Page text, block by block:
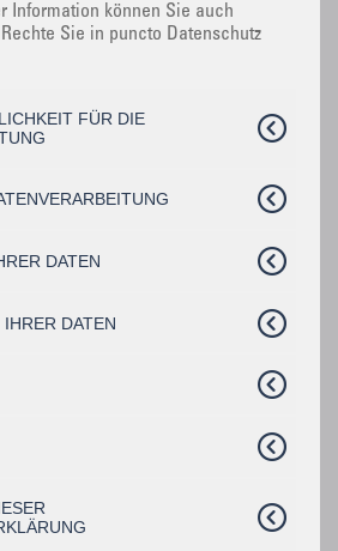
Information können Sie auch
Sie in puncto Datenschutz
FÜR DIE
DATEN
DATEN